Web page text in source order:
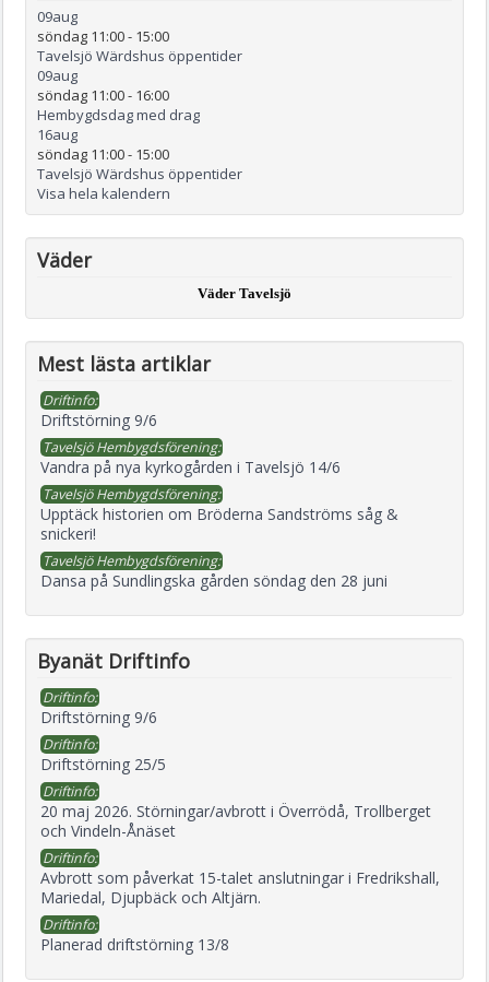
09aug
söndag 11:00- 15:00
Tavelsjö Wärdshus öppentider
09aug
söndag 11:00- 16:00
Hembygdsdag med drag
16aug
söndag 11:00- 15:00
Tavelsjö Wärdshus öppentider
Visa hela kalendern
Väder
Väder Tavelsjö
Mest lästa artiklar
Driftinfo:
Driftstörning 9/6
Tavelsjö Hembygdsförening:
Vandra på nya kyrkogården i Tavelsjö 14/6
Tavelsjö Hembygdsförening:
Upptäck historien om Bröderna Sandströms såg &
snickeri!
Tavelsjö Hembygdsförening:
Dansa på Sundlingska gården söndag den 28 juni
Byanät Driftinfo
Driftinfo:
Driftstörning 9/6
Driftinfo:
Driftstörning 25/5
Driftinfo:
20 maj 2026. Störningar/avbrott i Överrödå, Trollberget
och Vindeln-Ånäset
Driftinfo:
Avbrott som påverkat 15-talet anslutningar i Fredrikshall,
Mariedal, Djupbäck och Altjärn.
Driftinfo:
Planerad driftstörning 13/8